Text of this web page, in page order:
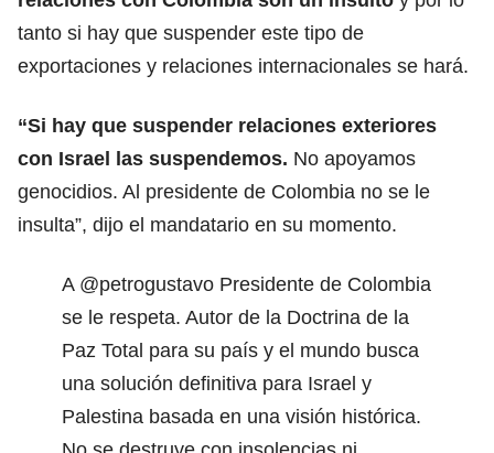
tanto si hay que suspender este tipo de
exportaciones y relaciones internacionales se hará.
“Si hay que suspender relaciones exteriores
con Israel las suspendemos. No apoyamos
genocidios. Al presidente de Colombia no se le
insulta”, dijo el mandatario en su momento.
A @petrogustavo Presidente de Colombia
se le respeta. Autor de la Doctrina de la
Paz Total para su país y el mundo busca
una solución definitiva para Israel y
Palestina basada en una visión histórica.